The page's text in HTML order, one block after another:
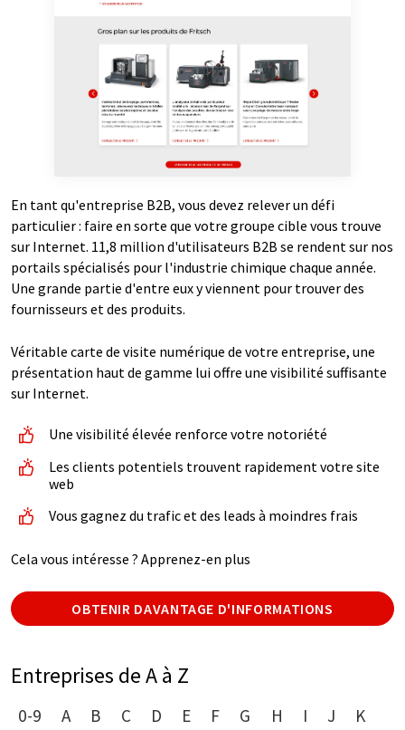
En tant qu'entreprise B2B, vous devez relever un défi
particulier : faire en sorte que votre groupe cible vous trouve
sur Internet. 11,8 million d'utilisateurs B2B se rendent sur nos
portails spécialisés pour l'industrie chimique chaque année.
Une grande partie d'entre eux y viennent pour trouver des
fournisseurs et des produits.
Véritable carte de visite numérique de votre entreprise, une
présentation haut de gamme lui offre une visibilité suffisante
sur Internet.
Une visibilité élevée renforce votre notoriété
Les clients potentiels trouvent rapidement votre site
web
Vous gagnez du trafic et des leads à moindres frais
Cela vous intéresse ? Apprenez-en plus
OBTENIR DAVANTAGE D'INFORMATIONS
Entreprises de A à Z
0-9 A B C D E F G H I J
K